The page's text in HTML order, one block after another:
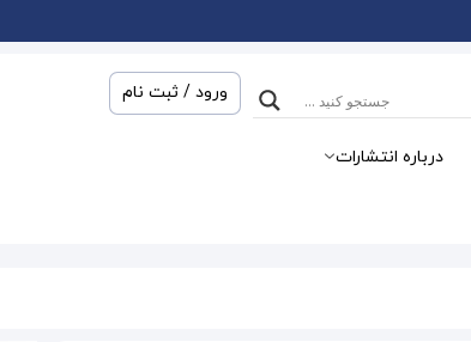
ورود / ثبت نام
درباره انتشارات